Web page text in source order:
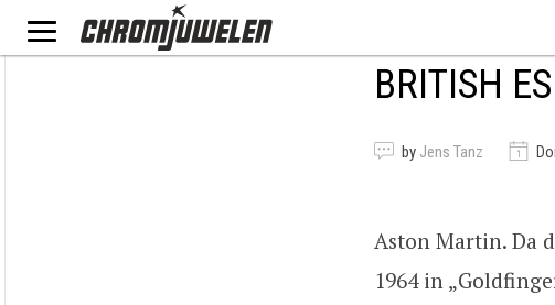
BRITISH
by Jens Tanz
Aston Martin. Da
1964 in